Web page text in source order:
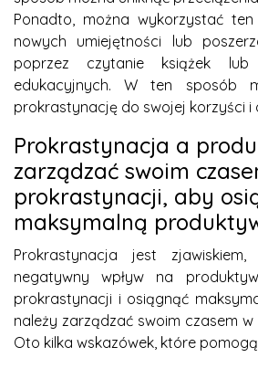
Ponadto, można wykorzystać
nowych umiejętności lub
poprzez czytanie książek lub
edukacyjnych. W ten sposób
prokrastynację do swojej korzyści i
Prokrastynacja a
zarządzać swoim
prokrastynacji, aby
maksymalną
Prokrastynacja jest
negatywny wpływ na
prokrastynacji i osiągnąć
należy zarządzać swoim czasem
Oto kilka wskazówek, które